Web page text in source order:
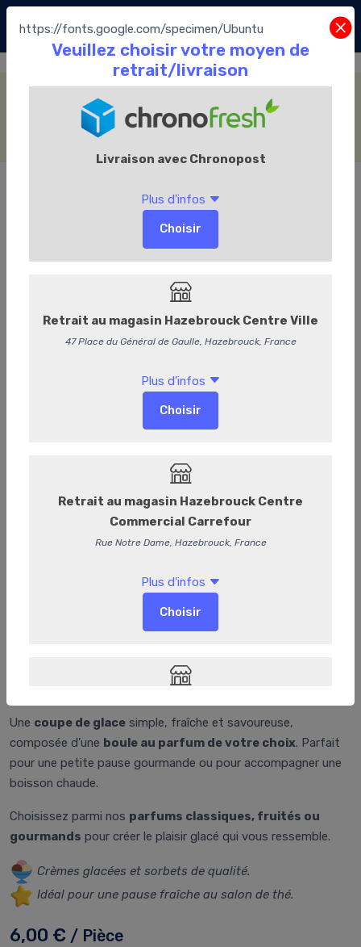
https://fonts.google.com/specimen/Ubuntu
Accueil
Coupe de Glace – 1 Boule
Une coupe de glace simple, fraîche et savoureuse,
composée d’une boule au parfum de votre choix. Parfait
pour une petite pause gourmande ou pour accompagner une
boisson chaude.
Choisissez parmi nos parfums classiques, fruités ou
gourmands pour créer le plaisir glacé qui vous ressemble.
Crèmes glacées et sorbets de qualité.
Idéal pour une pause fraîche au salon de thé.
6,00 € / Pièce